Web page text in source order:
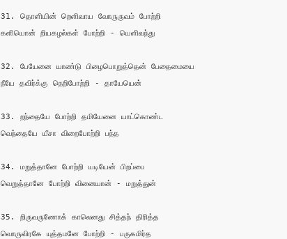
31. தொளியின் றெளிவாய வோருருவம் போற்றி
களியொன் றியகழல்கள் போற்றி - யெளிவந்து
32. பேயேனை யாண்டு பிழைபொறுத்தென் பேதைமையை
நீயே தவிர்க்கு நெறிபோற்றி - தாயேயென்
33. றந்தையே போற்றி தமியேனை யாட்கொண்ட
வெந்தையே யீசா விறைபோற்றி பந்த
34. மறுத்தானே போற்றி யடியேன் பிறப்பை
வெறுத்தானே போற்றி வினையான் - மறுத்துன்
35. றிருவருணோக் காலெனது சித்தந் திரித்த
வொருவிரகே யுத்தமனே போற்றி - பருகமிர்த